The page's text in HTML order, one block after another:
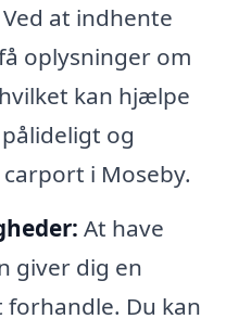
at indhente
oplysninger om
kan hjælpe
og
i Moseby.
At have
giver dig en
Du kan